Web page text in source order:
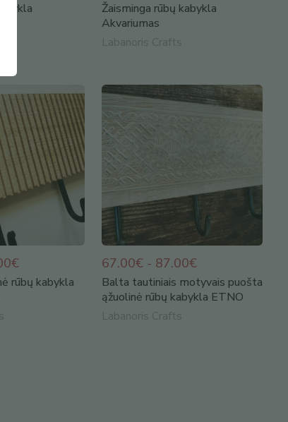
Žaisminga rūbų kabykla
Akvariumas
Labanoris Crafts
rūbų kabykla
67.00€ - 87.00€
Balta tautiniais motyvais puošta
ąžuolinė rūbų kabykla ETNO
Labanoris Crafts